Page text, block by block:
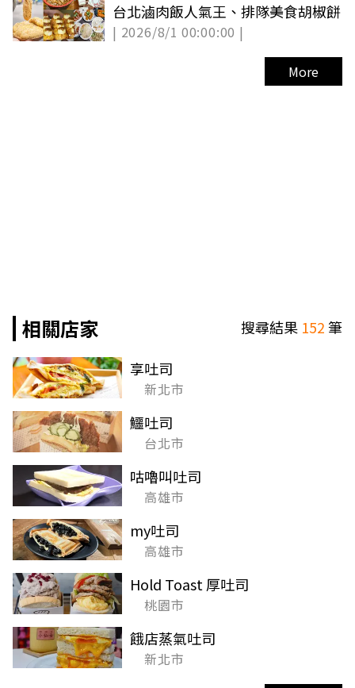
台北滷肉飯人氣王、排隊美食胡椒餅
| 2026/8/1 00:00:00 |
More
相關店家 搜尋結果 152筆
享吐司
新北市
鱷吐司
台北市
咕嚕叫吐司
高雄市
my吐司
高雄市
Hold Toast 厚吐司
桃園市
餓店蒸氣吐司
新北市